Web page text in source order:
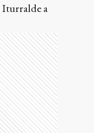
Iturralde a